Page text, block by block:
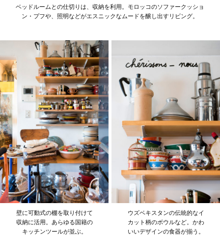
ベッドルームとの仕切りは、収納を利用。モロッコのソファークッショ
ン・プフや、照明などがエスニックなムードを醸し出すリビング。
壁に可動式の棚を取り付けて
収納に活用。あらゆる国籍の
キッチンツールが並ぶ。
ウズベキスタンの伝統的なイ
カット柄のボウルなど。かわ
いいデザインの食器が揃う。